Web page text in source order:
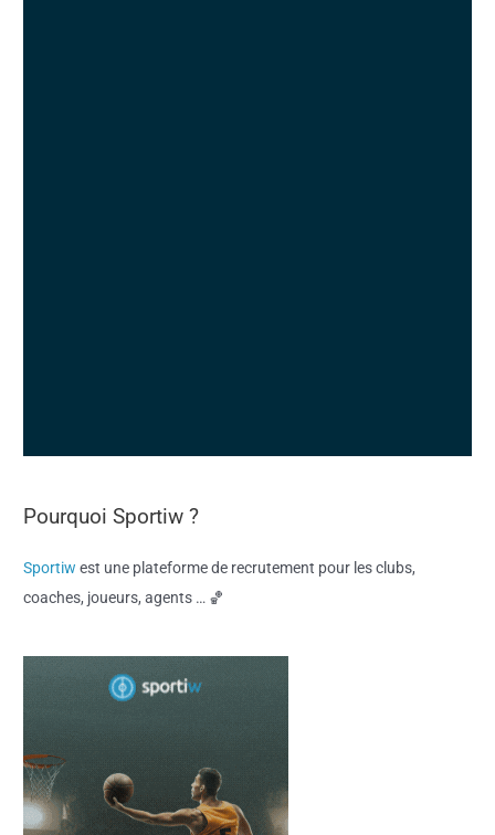
Pourquoi Sportiw ?
Sportiwest une plateforme de recrutement pour les clubs,
coaches, joueurs, agents … 🏀